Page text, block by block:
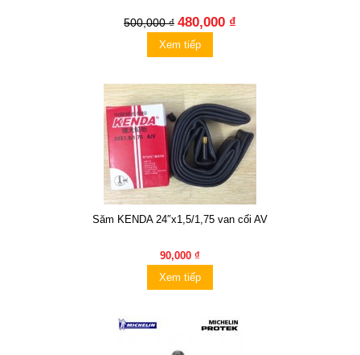
500,000 ₫ 480,000 ₫
Xem tiếp
Săm KENDA 24″x1,5/1,75 van cối AV
90,000 ₫
Xem tiếp